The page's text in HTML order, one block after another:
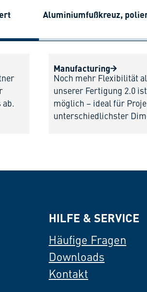
Aluminiumfußkreuz,
ab.
Manufacturing
Noch mehr Flexibilität
unserer Fertigung 2.0
möglich – ideal für
unterschiedlichster
HILFE & SERVICE
Häufige Fragen
Downloads
Kontakt